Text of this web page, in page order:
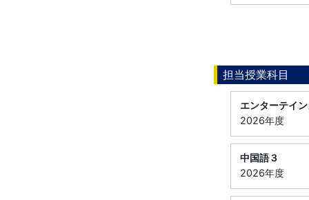
担当授業科目
エンターテイ
2026年度
中国語３
2026年度